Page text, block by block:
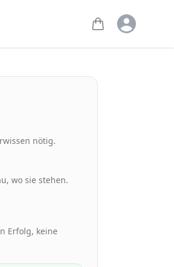
Open user
nötig.
wo sie stehen.
Erfolg, keine